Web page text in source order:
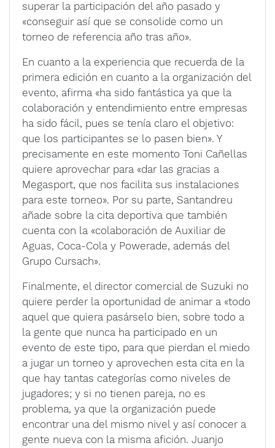
superar la participación del año pasado y
«conseguir así que se consolide como un
torneo de referencia año tras año».
En cuanto a la experiencia que recuerda de la
primera edición en cuanto a la organización del
evento, afirma «ha sido fantástica ya que la
colaboración y entendimiento entre empresas
ha sido fácil, pues se tenía claro el objetivo:
que los participantes se lo pasen bien». Y
precisamente en este momento Toni Cañellas
quiere aprovechar para «dar las gracias a
Megasport, que nos facilita sus instalaciones
para este torneo». Por su parte, Santandreu
añade sobre la cita deportiva que también
cuenta con la «colaboración de Auxiliar de
Aguas, Coca-Cola y Powerade, además del
Grupo Cursach».
Finalmente, el director comercial de Suzuki no
quiere perder la oportunidad de animar a «todo
aquel que quiera pasárselo bien, sobre todo a
la gente que nunca ha participado en un
evento de este tipo, para que pierdan el miedo
a jugar un torneo y aprovechen esta cita en la
que hay tantas categorías como niveles de
jugadores; y si no tienen pareja, no es
problema, ya que la organización puede
encontrar una del mismo nivel y así conocer a
gente nueva con la misma afición. Juanjo